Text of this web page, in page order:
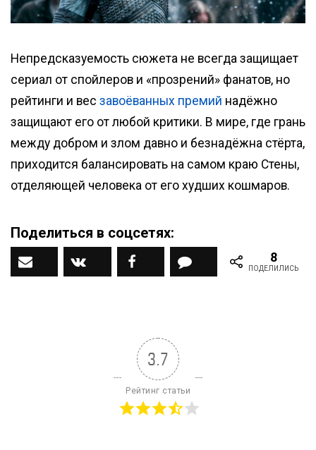
Непредсказуемость сюжета не всегда защищает
сериал от спойлеров и «прозрений» фанатов, но
рейтинги и вес завоёванных премий надёжно
защищают его от любой критики. В мире, где грань
между добром и злом давно и безнадёжна стёрта,
приходится балансировать на самом краю Стены,
отделяющей человека от его худших кошмаров.
Поделиться в соцсетях:
Наш ДЗЕН каналВконтакте Facebook Комментарии 8
ПОДЕЛИЛИСЬ
3.7
Рейтинг статьи